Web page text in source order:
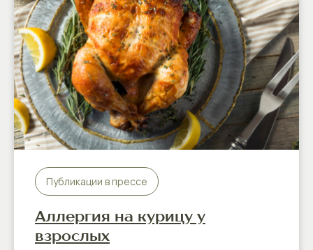
Публикации в прессе
Аллергия на курицу у
взрослых